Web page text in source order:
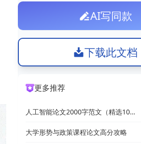
AI写同款
下载此文档
更多推荐
人工智能论文2000字范文（精选10
大学形势与政策课程论文高分攻略